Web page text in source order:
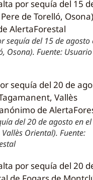
sequía del 15 de agosto
Osona). Fuente: Usuario
del 20 de agosto en el
Oriental). Fuente: